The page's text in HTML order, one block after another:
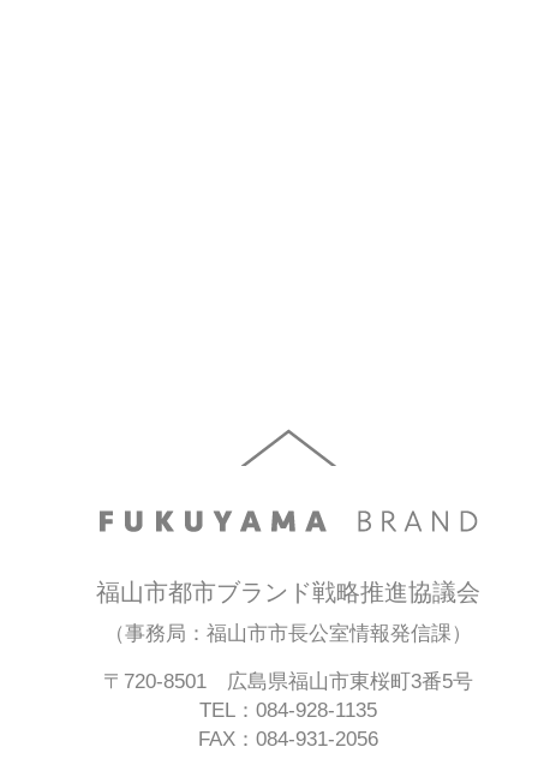
福山市都市ブランド戦略推進協議会
（事務局：福山市市長公室情報発信課）
〒720-8501 広島県福山市東桜町3番5号
TEL：084-928-1135
FAX：084-931-2056